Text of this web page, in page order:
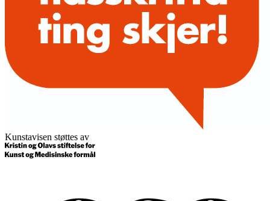
Kunstavisen støttes av